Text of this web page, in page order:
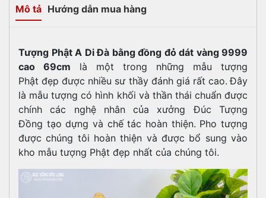
Mô tả Hướng dẫn mua hàng
Tượng Phật A Di Đà bằng đồng đỏ dát vàng 9999
cao 69cm là một trong những mẫu tượng
Phật đẹp được nhiều sư thầy đánh giá rất cao. Đây
là mẫu tượng có hình khối và thần thái chuẩn được
chính các nghệ nhân của xưởng Đúc Tượng
Đồng tạo dựng và chế tác hoàn thiện. Pho tượng
được chúng tôi hoàn thiện và được bổ sung vào
kho mẫu tượng Phật đẹp nhất của chúng tôi.